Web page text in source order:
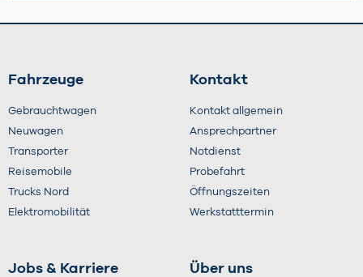
Fahrzeuge
Gebrauchtwagen
Neuwagen
Transporter
Reisemobile
Trucks Nord
Elektromobilität
Kontakt
Kontakt allgemein
Ansprechpartner
Notdienst
Probefahrt
Öffnungszeiten
Werkstatttermin
Jobs & Karriere Über uns